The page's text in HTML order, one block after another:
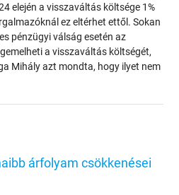
elején a visszaváltás költsége 1%
ez eltérhet ettől. Sokan
pénzügyi válság esetén az
a visszaváltás költségét,
Mihály azt mondta, hogy ilyet nem
árfolyam csökkenései